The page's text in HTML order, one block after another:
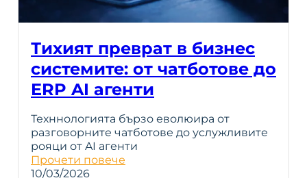
Тихият преврат в бизнес
системите: от чатботове до
ERP AI агенти
Техннологията бързо еволюира от
разговорните чатботове до услужливите
рояци от AI агенти
Прочети повече
10/03/2026